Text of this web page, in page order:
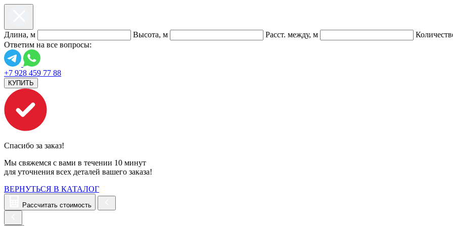
Длина, м Высота, м Расст. между, м
Ответим на все вопросы:
+7 928 459 77 88
КУПИТЬ
Спасибо за заказ!
Мы свяжемся с вами в течении 10 минут
для уточнения всех деталей вашего заказа!
ВЕРНУТЬСЯ В КАТАЛОГ
Рассчитать стоимость